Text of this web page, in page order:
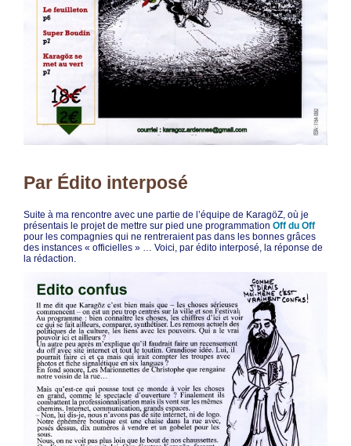
Par Édito interposé
Suite à ma rencontre avec une partie de l’équipe de KaragöZ, où je
présentais le projet de mettre sur pied une programmationOff du Off
pour les compagnies qui ne rentreraient pas dans les bonnes grâces
des instances « officielles » … Voici, par édito interposé, la réponse de
la rédaction.